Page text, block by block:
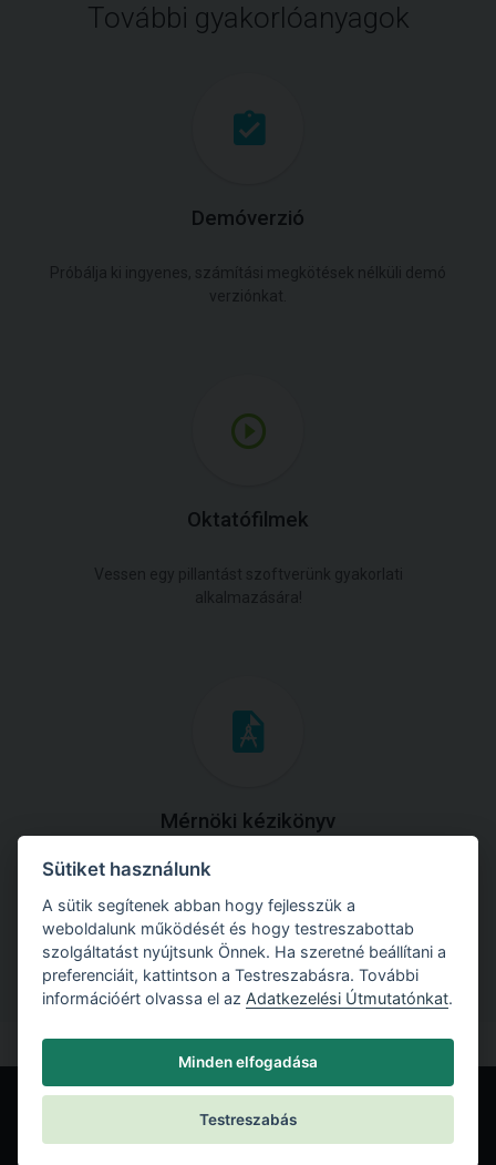
További gyakorlóanyagok
Demóverzió
Próbálja ki ingyenes, számítási megkötések nélküli demó
verziónkat.
Oktatófilmek
Vessen egy pillantást szoftverünk gyakorlati
alkalmazására!
Mérnöki kézikönyv
Töltse le útmutatónkat az összes elméleti anyaggal és
gyakorlati példával!
Sütiket használunk
A sütik segítenek abban hogy fejlesszük a
weboldalunk működését és hogy testreszabottab
szolgáltatást nyújtsunk Önnek. Ha szeretné beállítani a
preferenciáit, kattintson a Testreszabásra. További
információért olvassa el az Adatkezelési Útmutatónkat.
Minden elfogadása
Testreszabás